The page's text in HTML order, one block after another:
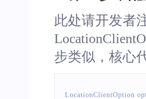
此处请开发者
步类似，核心
LocationClientOption